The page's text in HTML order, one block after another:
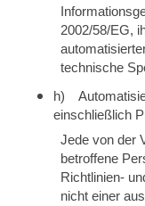
2002/58/EG,
technische
h)
einschließlich
Jede von der
betroffene
Richtlinien-
nicht einer